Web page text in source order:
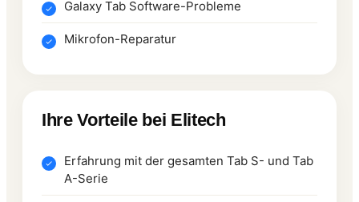
Galaxy Tab Software-Probleme
Mikrofon-Reparatur
Ihre Vorteile bei Elitech
Erfahrung mit der gesamten Tab S- und Tab
A-Serie